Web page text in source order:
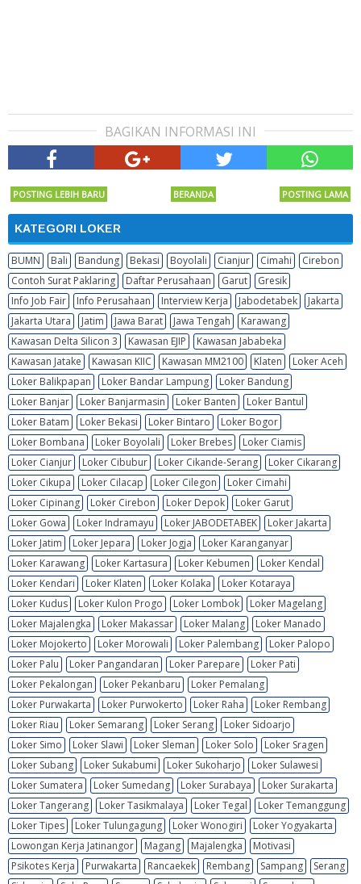
BAGIKAN INFORMASI INI
POSTING LEBIH BARU POSTING LAMA
BERANDA
KATEGORI LOKER
BUMN Bali Bandung Bekasi Boyolali Cianjur Cimahi
Cirebon
Contoh Surat Paklaring
Daftar Perusahaan Garut
Gresik
Info Job Fair
Info Perusahaan Interview Kerja Jabodetabek
Jakarta
Jakarta Utara
Jatim Jawa Barat Jawa Tengah
Karawang
Kawasan Delta Silicon 3
Kawasan EJIP
Kawasan Jababeka
Kawasan Jatake
Kawasan KIIC Kawasan MM2100 Klaten
Loker Aceh
Loker Balikpapan
Loker Bandar Lampung
Loker Bandung
Loker Banjar
Loker Banjarmasin Loker Banten
Loker Bantul
Loker Batam
Loker Bekasi Loker Bintaro
Loker Bogor
Loker Bombana
Loker Boyolali Loker Brebes
Loker Ciamis
Loker Cianjur
Loker Cibubur Loker Cikande-Serang
Loker Cikarang
Loker Cikupa
Loker Cilacap Loker Cilegon
Loker Cimahi
Loker Cipinang
Loker Cirebon Loker Depok
Loker Garut
Loker Gowa
Loker Indramayu Loker JABODETABEK
Loker Jakarta
Loker Jatim
Loker Jepara Loker Jogja
Loker Karanganyar
Loker Karawang
Loker Kartasura Loker Kebumen
Loker Kendal
Loker Kendari
Loker Klaten Loker Kolaka
Loker Kotaraya
Loker Kudus
Loker Kulon Progo Loker Lombok
Loker Magelang
Loker Majalengka
Loker Makassar Loker Malang
Loker Manado
Loker Mojokerto
Loker Morowali Loker Palembang
Loker Palopo
Loker Palu
Loker Pangandaran Loker Parepare
Loker Pati
Loker Pekalongan
Loker Pekanbaru
Loker Pemalang
Loker Purwakarta
Loker Purwokerto Loker Raha
Loker Rembang
Loker Riau
Loker Semarang Loker Serang
Loker Sidoarjo
Loker Simo
Loker Slawi Loker Sleman Loker Solo
Loker Sragen
Loker Subang
Loker Sukabumi Loker Sukoharjo
Loker Sulawesi
Loker Sumatera
Loker Sumedang Loker Surabaya
Loker Surakarta
Loker Tangerang
Loker Tasikmalaya Loker Tegal
Loker Temanggung
Loker Tipes
Loker Tulungagung Loker Wonogiri
Loker Yogyakarta
Lowongan Kerja Jatinangor
Magang Majalengka
Motivasi
Psikotes Kerja
Purwakarta Rancaekek Rembang Sampang
Serang